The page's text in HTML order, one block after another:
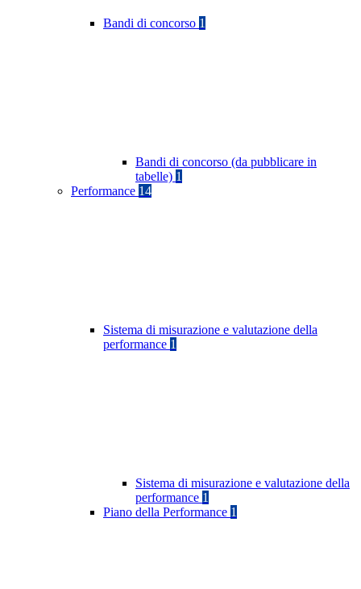
Bandi di concorso 1
Bandi di concorso (da pubblicare in
tabelle) 1
Performance 14
Sistema di misurazione e valutazione della
performance 1
Sistema di misurazione e valutazione della
performance 1
Piano della Performance 1